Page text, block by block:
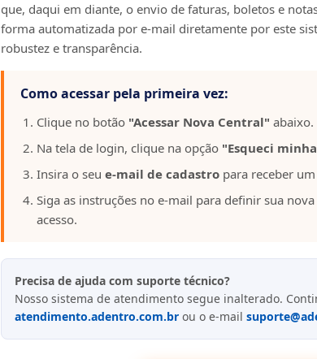
que, daqui em diante, o envio de faturas, boletos e
forma automatizada por e-mail diretamente por este
robustez e transparência.
Como acessar pela primeira vez:
Clique no botão "Acessar Nova Central" abaixo.
Na tela de login, clique na opção "Esqueci
Insira o seu e-mail de cadastro para receber
Siga as instruções no e-mail para definir sua
acesso.
Precisa de ajuda com suporte técnico?
Nosso sistema de atendimento segue inalterado.
atendimento.adentro.com.br ou o e-mail